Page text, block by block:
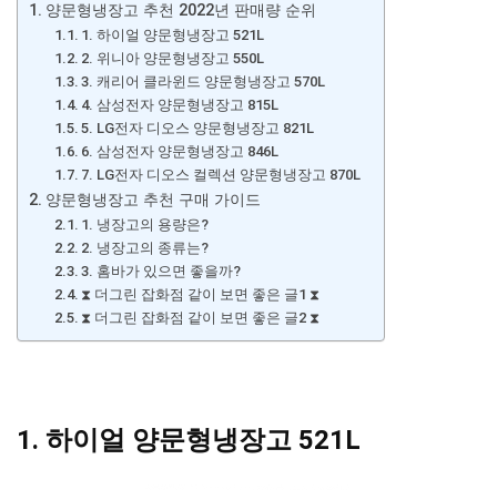
양문형냉장고 추천 2022년 판매량 순위
1. 하이얼 양문형냉장고 521L
2. 위니아 양문형냉장고 550L
3. 캐리어 클라윈드 양문형냉장고 570L
4. 삼성전자 양문형냉장고 815L
5. LG전자 디오스 양문형냉장고 821L
6. 삼성전자 양문형냉장고 846L
7. LG전자 디오스 컬렉션 양문형냉장고 870L
양문형냉장고 추천 구매 가이드
1. 냉장고의 용량은?
2. 냉장고의 종류는?
3. 홈바가 있으면 좋을까?
⧗ 더그린 잡화점 같이 보면 좋은 글1 ⧗
⧗ 더그린 잡화점 같이 보면 좋은 글2 ⧗
1. 하이얼 양문형냉장고 521L